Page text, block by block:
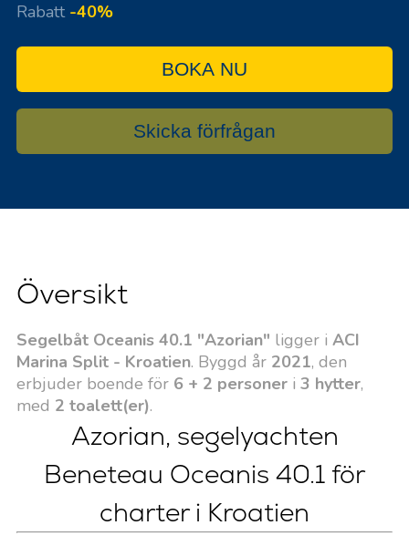
Rabatt -40%
BOKA NU
Skicka förfrågan
Översikt
Segelbåt Oceanis 40.1 "Azorian" ligger i ACI
Marina Split - Kroatien. Byggd år 2021, den
erbjuder boende för 6 + 2 personeri 3 hytter,
med 2 toalett(er).
Azorian, segelyachten
Beneteau Oceanis 40.1 för
charter i Kroatien